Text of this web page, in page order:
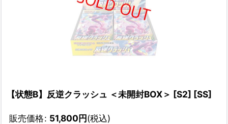
【状態B】反逆クラッシュ ＜未開封BOX＞ [S2] [SS]
販売価格: 51,800円(税込)